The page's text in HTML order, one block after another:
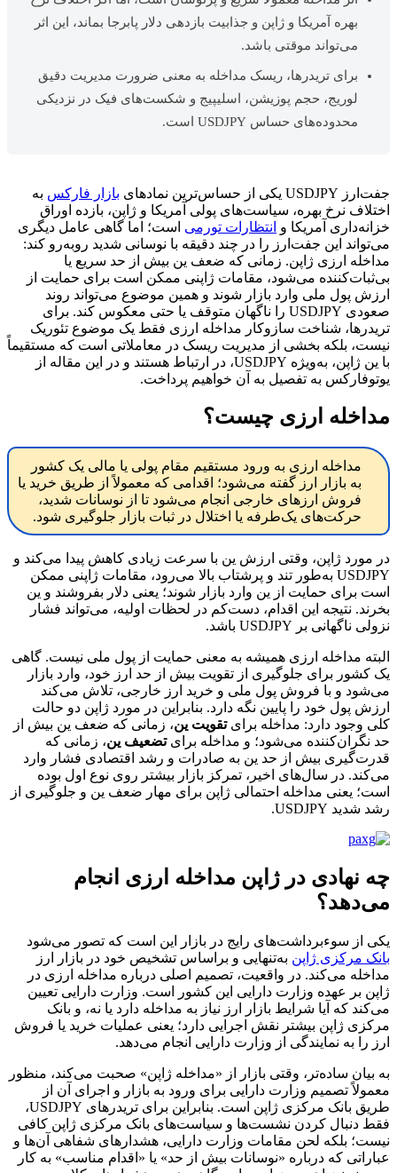
بهره آمریکا و ژاپن و جذابیت بازدهی دلار پابرجا بماند، این اثر
می‌تواند موقتی باشد.
برای تریدرها، ریسک مداخله به معنی ضرورت مدیریت دقیق
لوریج، حجم پوزیشن، اسلیپیج و شکست‌های فیک در نزدیکی
محدوده‌های حساس USDJPY است.
جفت‌ارز USDJPY یکی از حساس‌ترین نمادهای بازار فارکس به
اختلاف نرخ بهره، سیاست‌های پولی آمریکا و ژاپن، بازده اوراق
خزانه‌داری آمریکا و انتظارات تورمی است؛ اما گاهی عامل دیگری
می‌تواند این جفت‌ارز را در چند دقیقه با نوسانی شدید روبه‌رو کند:
مداخله ارزی ژاپن. زمانی که ضعف ین بیش از حد سریع یا
بی‌ثبات‌کننده می‌شود، مقامات ژاپنی ممکن است برای حمایت از
ارزش پول ملی وارد بازار شوند و همین موضوع می‌تواند روند
صعودی USDJPY را ناگهان متوقف یا حتی معکوس کند. برای
تریدرها، شناخت سازوکار مداخله ارزی فقط یک موضوع تئوریک
نیست، بلکه بخشی از مدیریت ریسک در معاملاتی است که مستقیماً
با ین ژاپن، به‌ویژه USDJPY، در ارتباط هستند و در این مقاله از
یوتوفارکس به تفصیل به آن خواهیم پرداخت.
مداخله ارزی چیست؟
مداخله ارزی به ورود مستقیم مقام پولی یا مالی یک کشور
به بازار ارز گفته می‌شود؛ اقدامی که معمولاً از طریق خرید یا
فروش ارزهای خارجی انجام می‌شود تا از نوسانات شدید،
حرکت‌های یک‌طرفه یا اختلال در ثبات بازار جلوگیری شود.
در مورد ژاپن، وقتی ارزش ین با سرعت زیادی کاهش پیدا می‌کند و
USDJPY به‌طور تند و پرشتاب بالا می‌رود، مقامات ژاپنی ممکن
است برای حمایت از ین وارد بازار شوند؛ یعنی دلار بفروشند و ین
بخرند. نتیجه این اقدام، دست‌کم در لحظات اولیه، می‌تواند فشار
نزولی ناگهانی بر USDJPY باشد.
البته مداخله ارزی همیشه به معنی حمایت از پول ملی نیست. گاهی
یک کشور برای جلوگیری از تقویت بیش از حد ارز خود، وارد بازار
می‌شود و با فروش پول ملی و خرید ارز خارجی، تلاش می‌کند
ارزش پول خود را پایین نگه دارد. بنابراین در مورد ژاپن دو حالت
کلی وجود دارد: مداخله برایتقویت ین، زمانی که ضعف ین بیش از
حد نگران‌کننده می‌شود؛ و مداخله برایتضعیف ین، زمانی که
قدرت‌گیری بیش از حد ین به صادرات و رشد اقتصادی فشار وارد
می‌کند. در سال‌های اخیر، تمرکز بازار بیشتر روی نوع اول بوده
است؛ یعنی مداخله احتمالی ژاپن برای مهار ضعف ین و جلوگیری از
رشد شدید USDJPY.
چه نهادی در ژاپن مداخله ارزی انجام
می‌دهد؟
یکی از سوءبرداشت‌های رایج در بازار این است که تصور می‌شود
بانک مرکزی ژاپن به‌تنهایی و براساس تشخیص خود در بازار ارز
مداخله می‌کند. در واقعیت، تصمیم اصلی درباره مداخله ارزی در
ژاپن بر عهده وزارت دارایی این کشور است. وزارت دارایی تعیین
می‌کند که آیا شرایط بازار ارز نیاز به مداخله دارد یا نه، و بانک
مرکزی ژاپن بیشتر نقش اجرایی دارد؛ یعنی عملیات خرید یا فروش
ارز را به نمایندگی از وزارت دارایی انجام می‌دهد.
به بیان ساده‌تر، وقتی بازار از «مداخله ژاپن» صحبت می‌کند، منظور
معمولاً تصمیم وزارت دارایی برای ورود به بازار و اجرای آن از
طریق بانک مرکزی ژاپن است. بنابراین برای تریدرهای USDJPY،
فقط دنبال کردن نشست‌ها و سیاست‌های بانک مرکزی ژاپن کافی
نیست؛ بلکه لحن مقامات وزارت دارایی، هشدارهای شفاهی آن‌ها و
عباراتی که درباره «نوسانات بیش از حد» یا «اقدام مناسب» به کار